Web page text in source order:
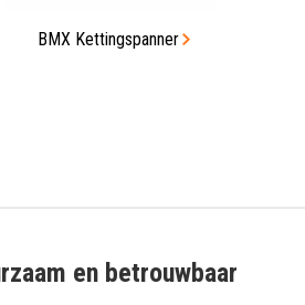
BMX Kettingspanner
en betrouwbaar